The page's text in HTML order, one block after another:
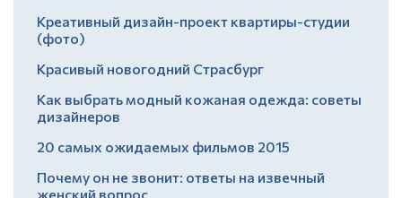
Креативный дизайн-проект квартиры-студии
(фото)
Красивый новогодний Страсбург
Как выбрать модный кожаная одежда: советы
дизайнеров
20 самых ожидаемых фильмов 2015
Почему он не звонит: ответы на извечный
женский вопрос